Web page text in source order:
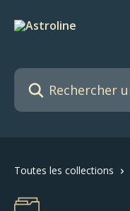
Rechercher un article...
Toutes les collections